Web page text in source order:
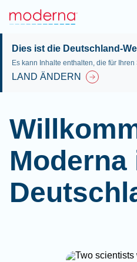
Dies ist die Deutschland-
Es kann Inhalte enthalten, die für
LAND ÄNDERN
Moderna